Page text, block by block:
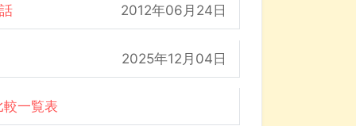
2012年06月24日
2025年12月04日
一覧表